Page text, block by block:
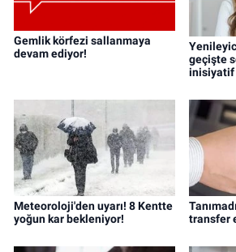
Gemlik körfezi sallanmaya
devam ediyor!
geçişte
inisiyatif
Meteoroloji'den uyarı! 8 Kentte
yoğun kar bekleniyor!
transfer